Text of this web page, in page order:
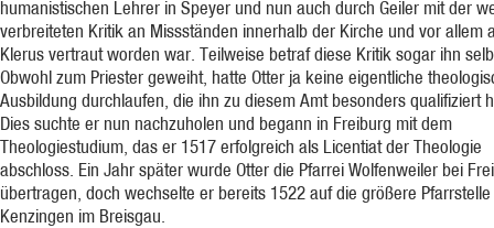
humanistischen Lehrer in Speyer und nun auch durch Geiler mit der
verbreiteten Kritik an Missständen innerhalb der Kirche und vor allem
Klerus vertraut worden war. Teilweise betraf diese Kritik sogar ihn
Obwohl zum Priester geweiht, hatte Otter ja keine eigentliche
Ausbildung durchlaufen, die ihn zu diesem Amt besonders qualifiziert
Dies suchte er nun nachzuholen und begann in Freiburg mit dem
Theologiestudium, das er 1517 erfolgreich als Licentiat der Theologie
abschloss. Ein Jahr später wurde Otter die Pfarrei Wolfenweiler bei
übertragen, doch wechselte er bereits 1522 auf die größere
Kenzingen im Breisgau.